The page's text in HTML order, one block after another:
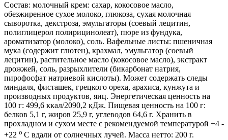
Состав: молочный крем: сахар, кокосовое масло,
обезжиренное сухое молоко, глюкоза, сухая молочная
сыворотка, декстроза, эмульгаторы (соевый лецитин,
полиглицерол полирицинолеат), пюре из фундука,
ароматизатор (молоко), соль. Вафельные листы: пшеничная
мука (содержит глютен), крахмал, эмульгатор (соевый
лецитин), растительное масло (кокосовое масло), экстракт
дрожжей, соль, разрыхлители (бикарбонат натрия,
пирофосфат натриевой кислоты). Может содержать следы
миндаля, фисташек, грецкого ореха, арахиса, кунжута и
производных продуктов, яиц. Энергетическая ценность на
100 г: 499,6 ккал/2090,2 кДж. Пищевая ценность на 100 г:
белков 5,1 г, жиров 25,9 г, углеводов 64,6 г. Хранить в
прохладном и сухом месте с рекомендуемой температурой +4 -
+22 о С вдали от солнечных лучей. Масса нетто: 200 г.